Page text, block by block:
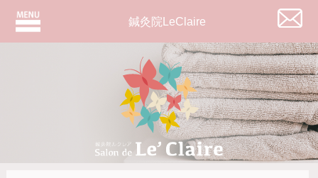
鍼灸院LeClaire